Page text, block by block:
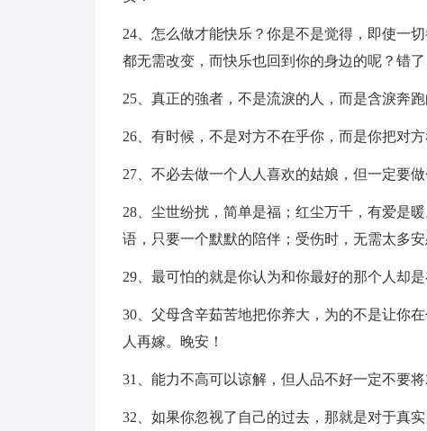
24、怎么做才能快乐？你是不是觉得，即使一
都无需改变，而快乐也回到你的身边的呢？错了
25、真正的強者，不是流淚的人，而是含淚奔跑
26、有时候，不是对方不在乎你，而是你把对
27、不必去做一个人人喜欢的姑娘，但一定要
28、尘世纷扰，简单是福；红尘万千，有爱是
语，只要一个默默的陪伴；受伤时，无需太多
29、最可怕的就是你认为和你最好的那个人却
30、父母含辛茹苦地把你养大，为的不是让你
人再嫁。晚安！
31、能力不高可以谅解，但人品不好一定不要将
32、如果你忽视了自己的过去，那就是对于真实